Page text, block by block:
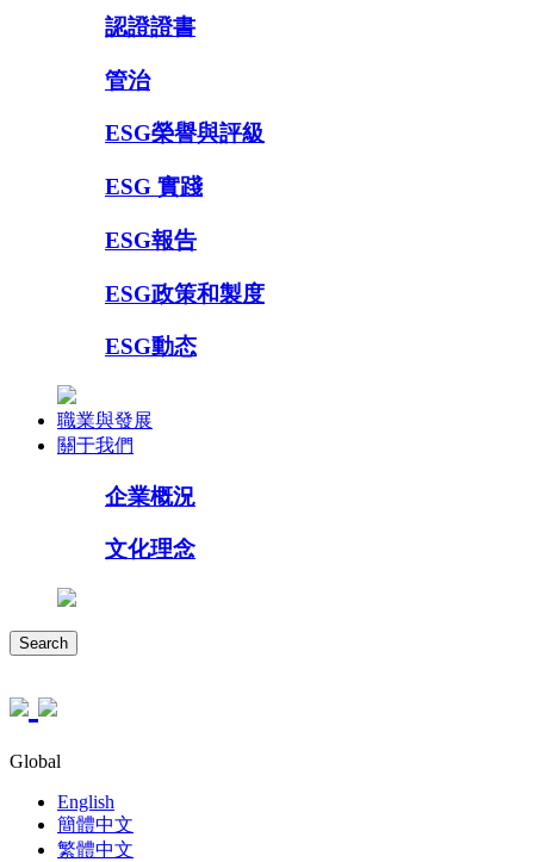
認證證書
管治
ESG榮譽與評級
ESG 實踐
ESG報告
ESG政策和製度
ESG動态
職業與發展
關于我們
企業概況
文化理念
Search
Global
English
簡體中文
繁體中文